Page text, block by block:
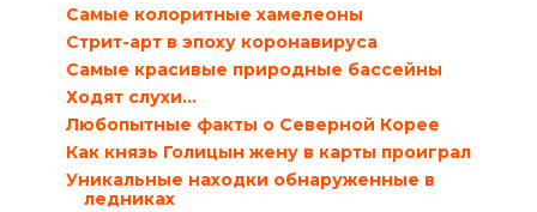
Самые колоритные хамелеоны
Стрит-арт в эпоху коронавируса
Самые красивые природные бассейны
Ходят слухи...
Любопытные факты о Северной Корее
Как князь Голицын жену в карты проиграл
Уникальные находки обнаруженные в
ледниках